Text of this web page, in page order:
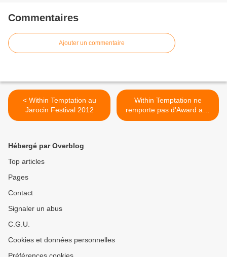
Commentaires
Ajouter un commentaire
< Within Temptation au
Jarocin Festival 2012
Within Temptation ne
remporte pas d'Award aux
3FM Awards 2012 >
Hébergé par Overblog
Top articles
Pages
Contact
Signaler un abus
C.G.U.
Cookies et données personnelles